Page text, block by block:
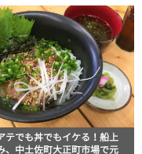
テでも丼でもイケる！船上
、中土佐町大正町市場で元